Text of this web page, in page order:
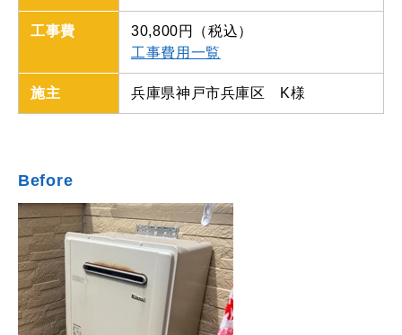
工事費 30,800円
（税込）
工事費用一覧
施主 兵庫県神戸市兵庫区 K様
Before